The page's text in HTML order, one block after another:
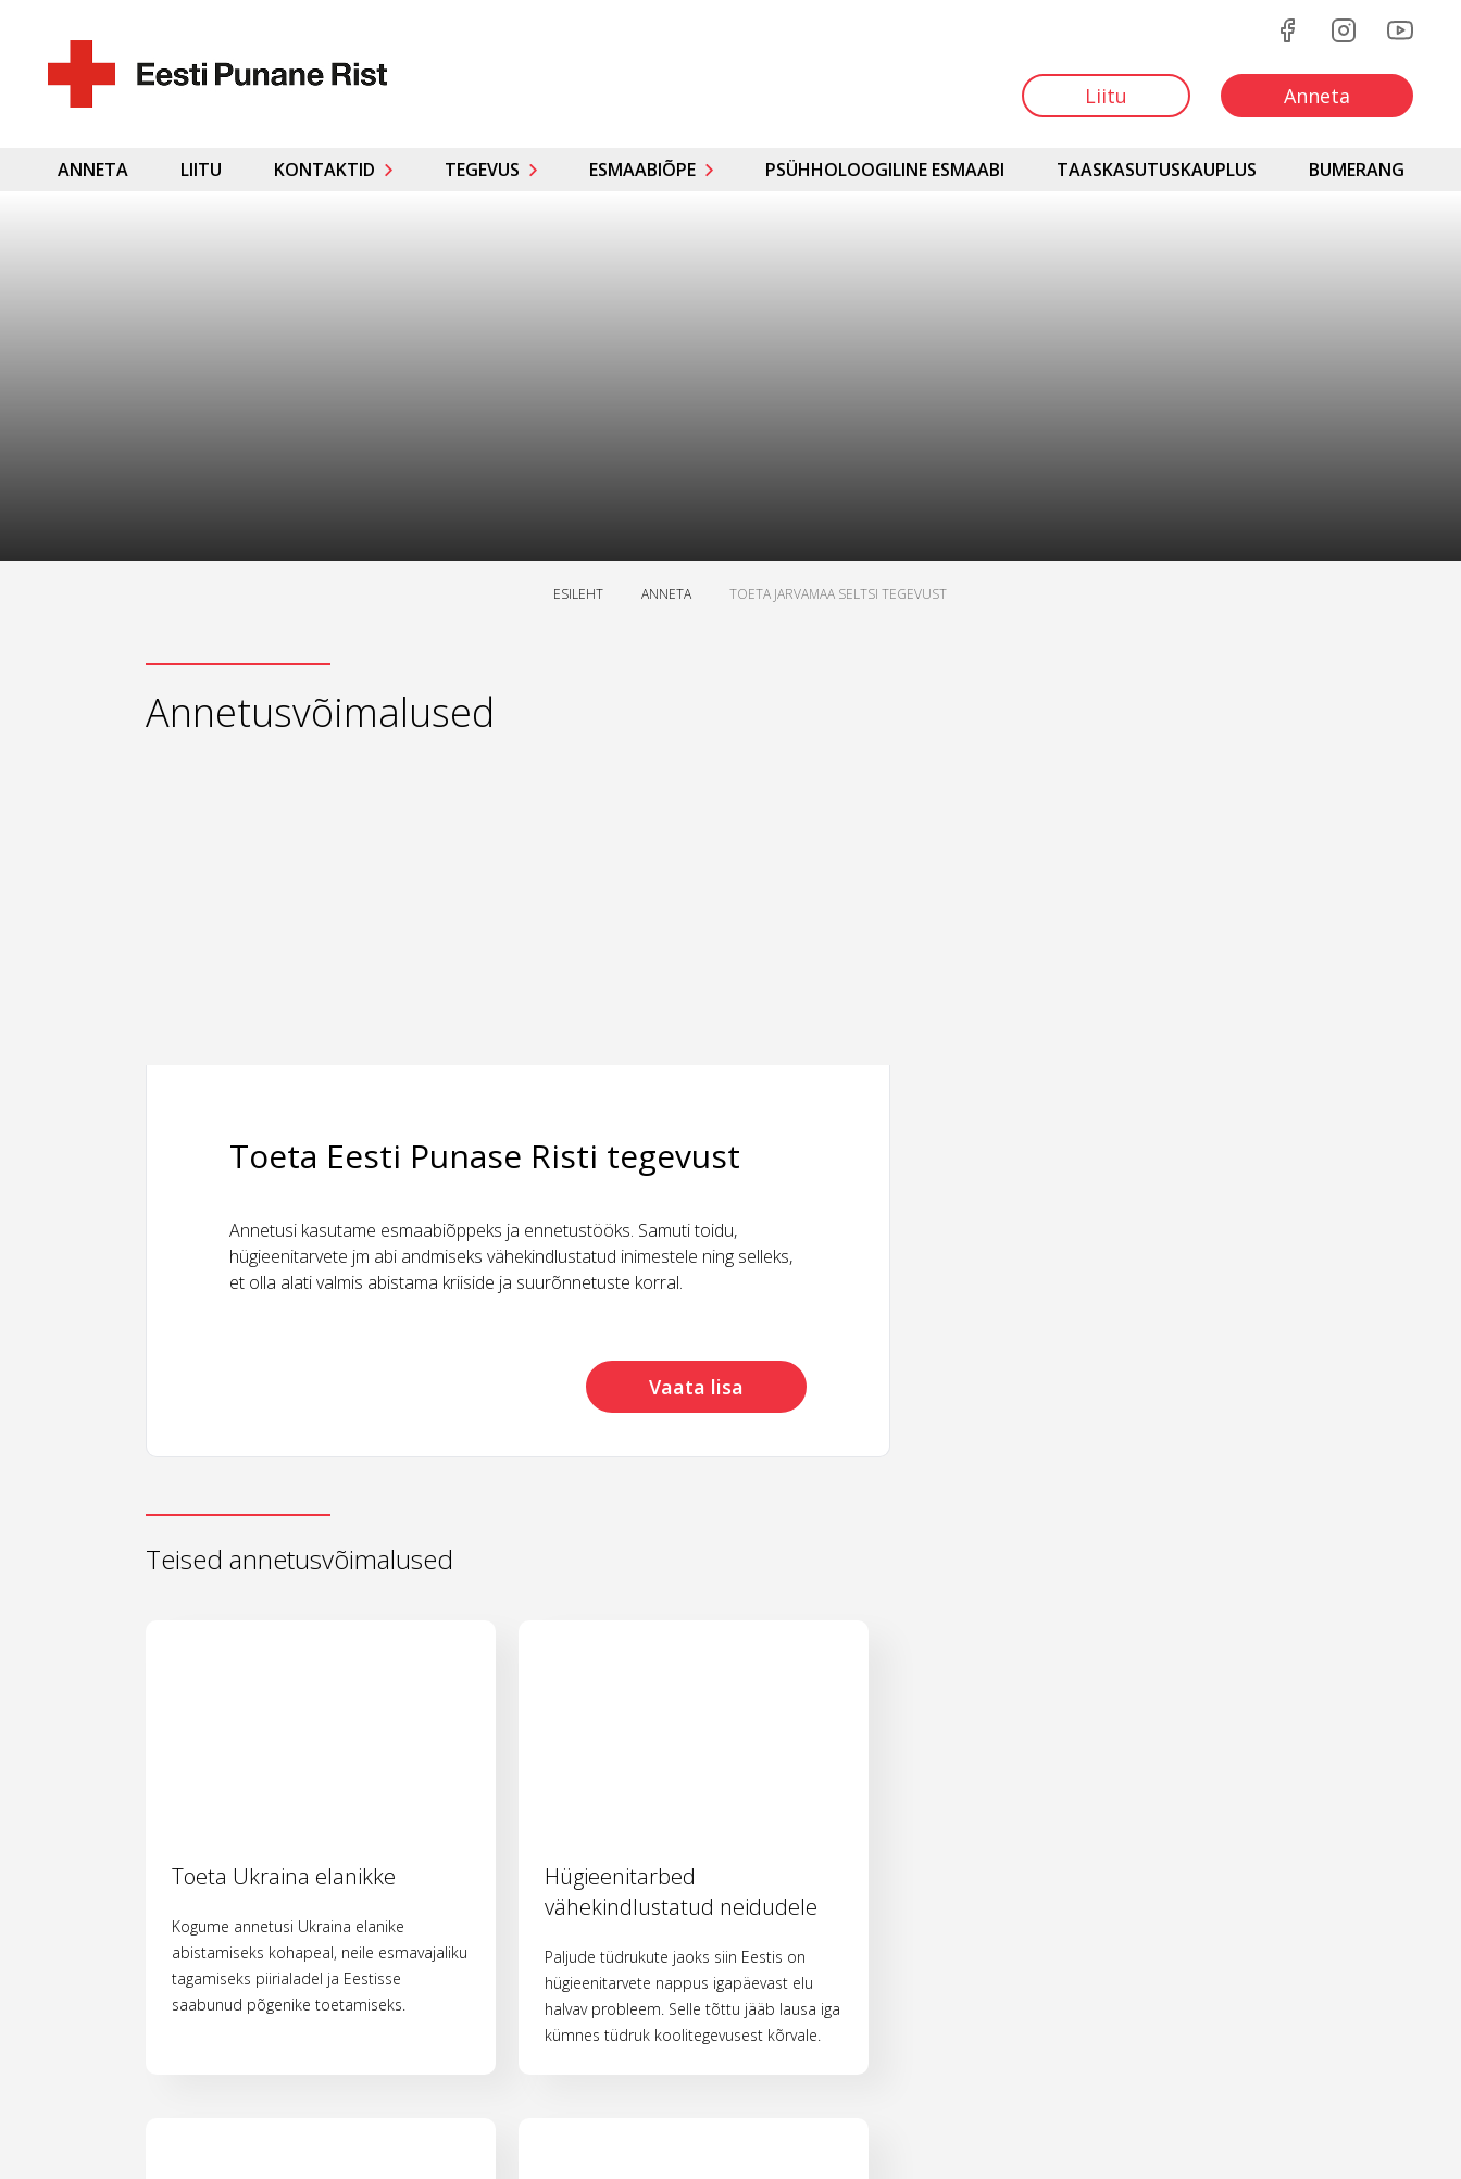
Liitu Anneta
ANNETA LIITU KONTAKTID TEGEVUS ESMAABIÕPE PSÜHHOLOOGILINE ESMAABI TAASKASUTUSKAUPLUS BUMERANG
ESILEHT ANNETA TOETA JARVAMAA SELTSI TEGEVUST
Annetusvõimalused
Toeta Eesti Punase Risti tegevust
Annetusi kasutame esmaabiõppeks ja ennetustööks. Samuti toidu,
hügieenitarvete jm abi andmiseks vähekindlustatud inimestele ning selleks,
et olla alati valmis abistama kriiside ja suurõnnetuste korral.
Vaata lisa
Teised annetusvõimalused
Toeta Ukraina elanikke
Kogume annetusi Ukraina elanike
abistamiseks kohapeal, neile esmavajaliku
tagamiseks piirialadel ja Eestisse
saabunud põgenike toetamiseks.
Hügieenitarbed
vähekindlustatud neidudele
Paljude tüdrukute jaoks siin Eestis on
hügieenitarvete nappus igapäevast elu
halvav probleem. Selle tõttu jääb lausa iga
kümnes tüdruk koolitegevusest kõrvale.